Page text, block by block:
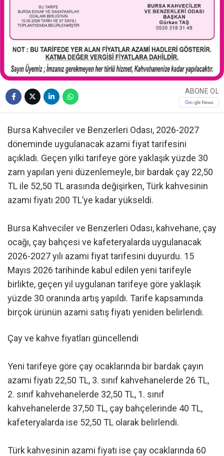
ABONE OL
Bursa Kahveciler ve Benzerleri Odası, 2026-2027
döneminde uygulanacak azami fiyat tarifesini
açıkladı. Geçen yılki tarifeye göre yaklaşık yüzde 30
zam yapılan yeni düzenlemeyle, bir bardak çay 22,50
TL ile 52,50 TL arasında değişirken, Türk kahvesinin
azami fiyatı 200 TL’ye kadar yükseldi.
Bursa Kahveciler ve Benzerleri Odası, kahvehane, çay
ocağı, çay bahçesi ve kafeteryalarda uygulanacak
2026-2027 yılı azami fiyat tarifesini duyurdu. 15
Mayıs 2026 tarihinde kabul edilen yeni tarifeyle
birlikte, geçen yıl uygulanan tarifeye göre yaklaşık
yüzde 30 oranında artış yapıldı. Tarife kapsamında
birçok ürünün azami satış fiyatı yeniden belirlendi.
Çay ve kahve fiyatları güncellendi
Yeni tarifeye göre çay ocaklarında bir bardak çayın
azami fiyatı 22,50 TL, 3. sınıf kahvehanelerde 26 TL,
2. sınıf kahvehanelerde 32,50 TL, 1. sınıf
kahvehanelerde 37,50 TL, çay bahçelerinde 40 TL,
kafeteryalarda ise 52,50 TL olarak belirlendi.
Türk kahvesinin azami fiyatı ise çay ocaklarında 60